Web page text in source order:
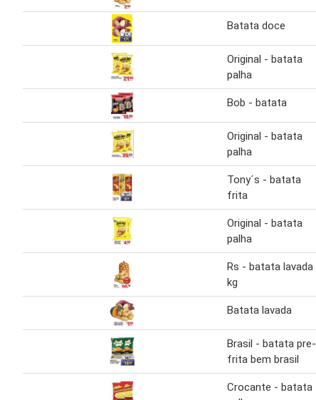
Batata doce
Original - batata
palha
Bob - batata
Original - batata
palha
Tony´s - batata
frita
Original - batata
palha
Rs - batata lavada
kg
Batata lavada
Brasil - batata pre-
frita bem brasil
Crocante - batata